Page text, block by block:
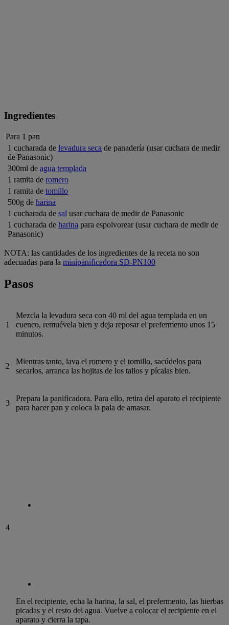
Ingredientes
Para 1 pan
1 cucharada de levadura seca de panadería (usar cuchara de medir
de Panasonic)
300ml de agua templada
1 ramita de romero
1 ramita de tomillo
500g de harina
1 cucharada de sal usar cuchara de medir de Panasonic
1 cucharada de harina para espolvorear (usar cuchara de medir de
Panasonic)
NOTA: las cantidades de los ingredientes de la receta no son
adecuadas para la minipanificadora SD-PN100
Pasos
1
Mezcla la levadura seca con 40 ml del agua templada en un
cuenco, remuévela bien y deja reposar el prefermento unos 15
minutos.
2
Mientras tanto, lava el romero y el tomillo, sacúdelos para
secarlos, arranca las hojitas de los tallos y pícalas bien.
3
Prepara la panificadora. Para ello, retira del aparato el recipiente
para hacer pan y coloca la pala de amasar.
4
En el recipiente, echa la harina, la sal, el prefermento, las hierbas
picadas y el resto del agua. Vuelve a colocar el recipiente en el
aparato y cierra la tapa.